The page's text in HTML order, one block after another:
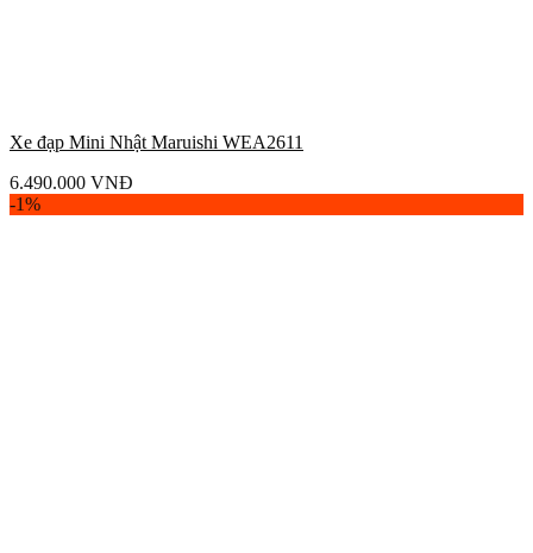
Xe đạp Mini Nhật Maruishi WEA2611
6.490.000 VNĐ
-1%